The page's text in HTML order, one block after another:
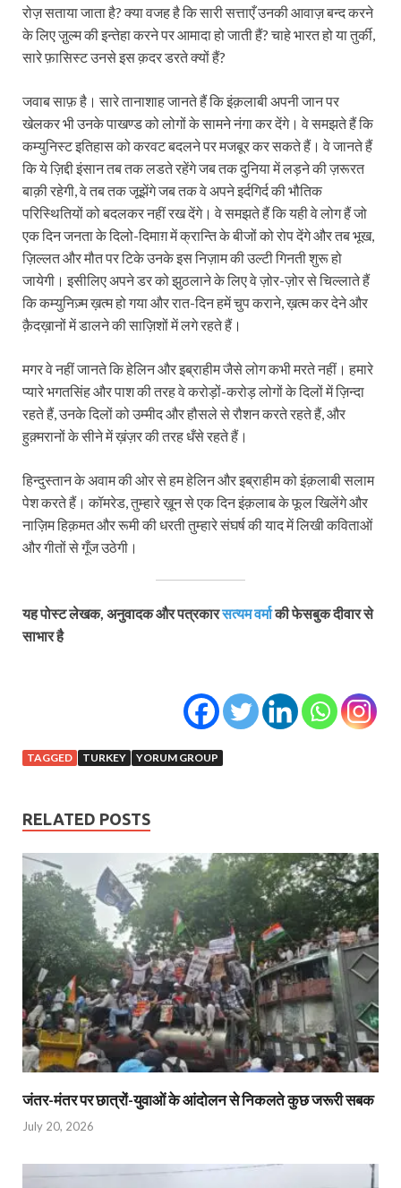
रोज़ सताया जाता है? क्या वजह है कि सारी सत्ताएँ उनकी आवाज़ बन्द करने
के लिए जु़ल्म की इन्तेहा करने पर आमादा हो जाती हैं? चाहे भारत हो या तुर्की,
सारे फ़ासिस्ट उनसे इस क़दर डरते क्यों हैं?
जवाब साफ़ है। सारे तानाशाह जानते हैं कि इंक़लाबी अपनी जान पर
खेलकर भी उनके पाखण्ड को लोगों के सामने नंगा कर देंगे। वे समझते हैं कि
कम्युनिस्ट इतिहास को करवट बदलने पर मजबूर कर सकते हैं। वे जानते हैं
कि ये ज़ि‍द्दी इंसान तब तक लडते रहेंगे जब तक दुनिया में लड़ने की ज़रूरत
बाक़ी रहेगी, वे तब तक जूझेंगे जब तक वे अपने इर्दगिर्द की भौतिक
परिस्थितियों को बदलकर नहीं रख देंगे। वे समझते हैं कि यही वे लोग हैं जो
एक दिन जनता के दिलो-दिमाग़ में क्रान्ति के बीजों को रोप देंगे और तब भूख,
ज़ि‍ल्लत और मौत पर टिके उनके इस निज़ाम की उल्टी गिनती शुरू हो
जायेगी। इसीलिए अपने डर को झुठलाने के लिए वे ज़ोर-ज़ोर से चिल्लाते हैं
कि कम्युनिज़्म ख़त्म हो गया और रात-दिन हमें चुप कराने, ख़त्म कर देने और
क़ैदख़ानों में डालने की साज़ि‍शों में लगे रहते हैं।
मगर वे नहीं जानते कि हेलिन और इब्राहीम जैसे लोग कभी मरते नहीं। हमारे
प्यारे भगतसिंह और पाश की तरह वे करोड़ों-करोड़ लोगों के दिलों में ज़िन्दा
रहते हैं, उनके दिलों को उम्मीद और हौसले से रौशन करते रहते हैं, और
हुक़्मरानों के सीने में ख़ंज़र की तरह धँसे रहते हैं।
हिन्दुस्तान के अवाम की ओर से हम हेलिन और इब्राहीम को इंक़लाबी सलाम
पेश करते हैं। कॉमरेड, तुम्हारे ख़ून से एक दिन इंक़लाब के फूल खिलेंगे और
नाज़िम हिक़मत और रूमी की धरती तुम्हारे संघर्ष की याद में लिखी कविताओं
और गीतों से गूँज उठेगी।
यह पोस्ट लेखक, अनुवादक और पत्रकारसत्यम वर्माकी फेसबुक दीवार से
साभार है
TAGGED TURKEY YORUM GROUP
RELATED POSTS
जंतर-मंतर पर छात्रों-युवाओं के आंदोलन से निकलते कुछ जरूरी सबक
July 20, 2026